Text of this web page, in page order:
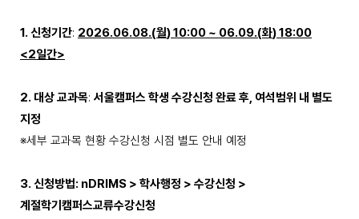
1. 신청기간: 2026.06.08.(월) 10:00 ~ 06.09.(화) 18:00
<2일간>
2. 대상 교과목: 서울캠퍼스 학생 수강신청 완료 후, 여석범위 내 별도
지정
※세부 교과목 현황 수강신청 시점 별도 안내 예정
3. 신청방법: nDRIMS > 학사행정 > 수강신청 >
계절학기캠퍼스교류수강신청